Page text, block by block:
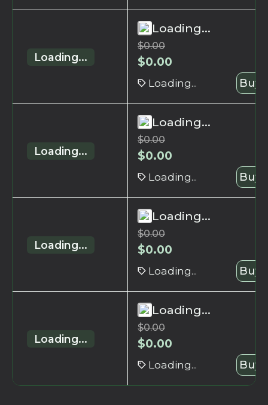
Loading...
Loading...
$0.00
$0.00
Loading... Buy
Loading...
Loading...
$0.00
$0.00
Loading... Buy
Loading...
Loading...
$0.00
$0.00
Loading... Buy
Loading...
Loading...
$0.00
$0.00
Loading... Buy